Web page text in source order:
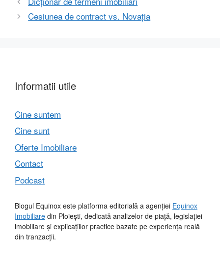
Cesiunea de contract vs. Novația
Informatii utile
Cine suntem
Cine sunt
Oferte Imobiliare
Contact
Podcast
Blogul Equinox este platforma editorială a agenției Equinox
Imobiliare din Ploiești, dedicată analizelor de piață, legislației
imobiliare și explicațiilor practice bazate pe experiența reală
din tranzacții.